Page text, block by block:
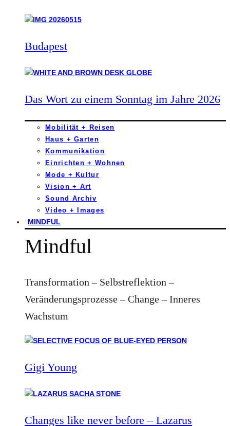
Budapest
Das Wort zu einem Sonntag im Jahre 2026
Mobilität + Reisen
Haus + Garten
Kommunikation
Einrichten + Wohnen
Mode + Kultur
Vision + Art
Sound Archiv
Video + Images
MINDFUL
Mindful
Transformation – Selbstreflektion –
Veränderungsprozesse – Change – Inneres
Wachstum
Gigi Young
Changes like never before – Lazarus